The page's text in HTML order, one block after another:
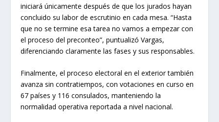
iniciará únicamente después de que los jurados hayan
concluido su labor de escrutinio en cada mesa. “Hasta
que no se termine esa tarea no vamos a empezar con
el proceso del preconteo”, puntualizó Vargas,
diferenciando claramente las fases y sus responsables.
Finalmente, el proceso electoral en el exterior también
avanza sin contratiempos, con votaciones en curso en
67 países y 116 consulados, manteniendo la
normalidad operativa reportada a nivel nacional.